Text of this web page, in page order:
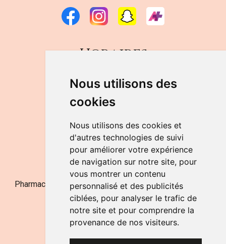
Nous utilisons des
cookies
Nous utilisons des cookies et
d'autres technologies de suivi
pour améliorer votre expérience
de navigation sur notre site, pour
vous montrer un contenu
personnalisé et des publicités
ciblées, pour analyser le trafic de
notre site et pour comprendre la
provenance de nos visiteurs.
Horaires
DU LUNDI AU VENDREDI
de 9h à 12h30 et de 14h à 18h
LE SAMEDI
de 9h à 12h30
NOUS CONTACTER
Pharmacie Jufarma - Fatima Abachra - APB 521704 - N°
Entreprise BE0882-700-592